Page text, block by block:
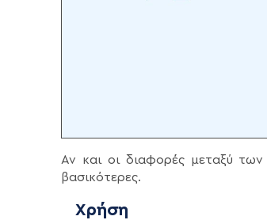
Αν και οι διαφορές μεταξύ
βασικότερες.
Χρήση